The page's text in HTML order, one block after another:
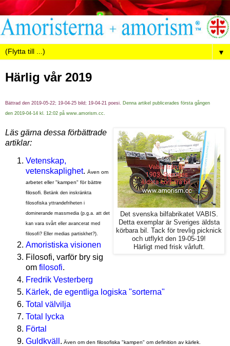
▼
Härlig vår 2019
Bättrad den 2019-05-22; 19-04-25 bild; 19-04-21 poesi. Denna artikel publicerades första gången
den 2019-04-14 kl. 12:02 på www.amorism.cc.
Det svenska bilfabrikatet VABIS.
Detta exemplar är Sveriges äldsta
körbara bil. Tack för trevlig picknick
och utflykt den 19-05-19!
Härligt med frisk vårluft.
Läs gärna dessa förbättrade
artiklar:
Vetenskap,
vetenskaplighet. Även om
arbetet eller "kampen" för bättre
filosofi. Betänk den inskränkta
filosofiska yttrandefriheten i
dominerande massmedia (p.g.a. att det
kan vara svårt eller avancerat med
filosofi? Eller medias partiskhet?).
Amoristiska visionen
Filosofi, varför bry sig
om filosofi.
Fredrik Vesterberg
Kärlek, de egentliga logiska "sorterna"
Total välvilja
Total lycka
Förtal
Guldkväll . Även om den filosofiska "kampen" om definition av kärlek.